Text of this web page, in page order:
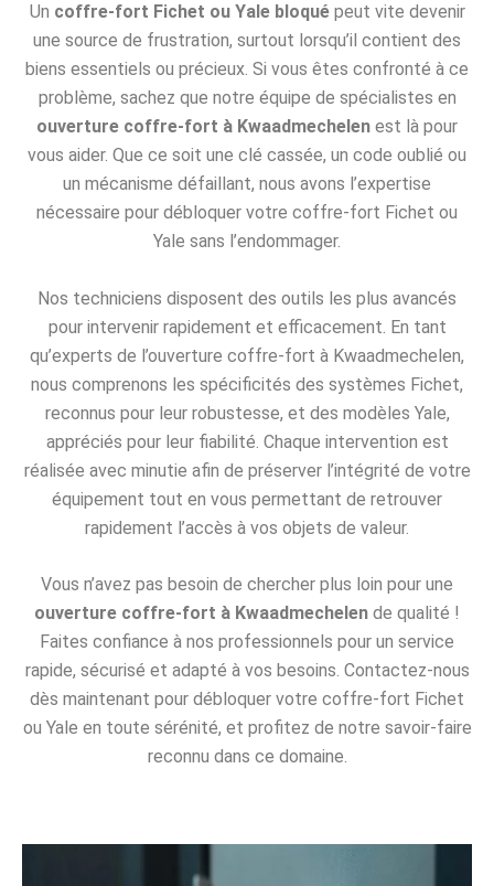
Un coffre-fort Fichet ou Yale bloquépeut vite devenir
une source de frustration, surtout lorsqu’il contient des
biens essentiels ou précieux. Si vous êtes confronté à ce
problème, sachez que notre équipe de spécialistes en
ouverture coffre-fort à Kwaadmechelen est là pour
vous aider. Que ce soit une clé cassée, un code oublié ou
un mécanisme défaillant, nous avons l’expertise
nécessaire pour débloquer votre coffre-fort Fichet ou
Yale sans l’endommager.
Nos techniciens disposent des outils les plus avancés
pour intervenir rapidement et efficacement. En tant
qu’experts de l’ouverture coffre-fort à Kwaadmechelen,
nous comprenons les spécificités des systèmes Fichet,
reconnus pour leur robustesse, et des modèles Yale,
appréciés pour leur fiabilité. Chaque intervention est
réalisée avec minutie afin de préserver l’intégrité de votre
équipement tout en vous permettant de retrouver
rapidement l’accès à vos objets de valeur.
Vous n’avez pas besoin de chercher plus loin pour une
ouverture coffre-fort à Kwaadmechelen de qualité !
Faites confiance à nos professionnels pour un service
rapide, sécurisé et adapté à vos besoins. Contactez-nous
dès maintenant pour débloquer votre coffre-fort Fichet
ou Yale en toute sérénité, et profitez de notre savoir-faire
reconnu dans ce domaine.